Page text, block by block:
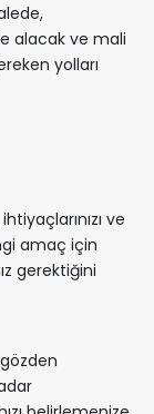
alacak ve mali
yolları
ve
amaç için
gerektiğini